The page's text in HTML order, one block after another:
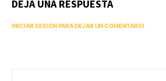
DEJA UNA RESPUESTA
INICIAR SESIÓN PARA DEJAR UN COMENTARIO